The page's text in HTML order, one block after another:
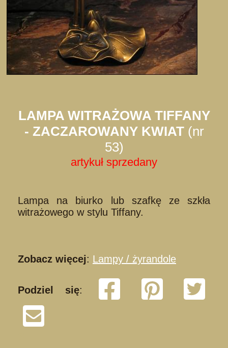
LAMPA WITRAŻOWA TIFFANY
- ZACZAROWANY KWIAT (nr
53)
artykuł sprzedany
Lampa na biurko lub szafkę ze szkła
witrażowego w stylu Tiffany.
Zobacz więcej: Lampy / żyrandole
Podziel się: